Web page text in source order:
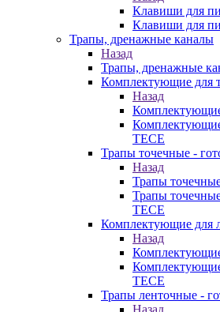
Клавиши для
Клавиши для
Трапы, дренажные каналы
Назад
Трапы, дренажные
Комплектующие для
Назад
TECE
Трапы точечные -
Назад
Трапы
Трапы
TECE
Комплектующие для
Назад
TECE
Трапы ленточные -
Назад